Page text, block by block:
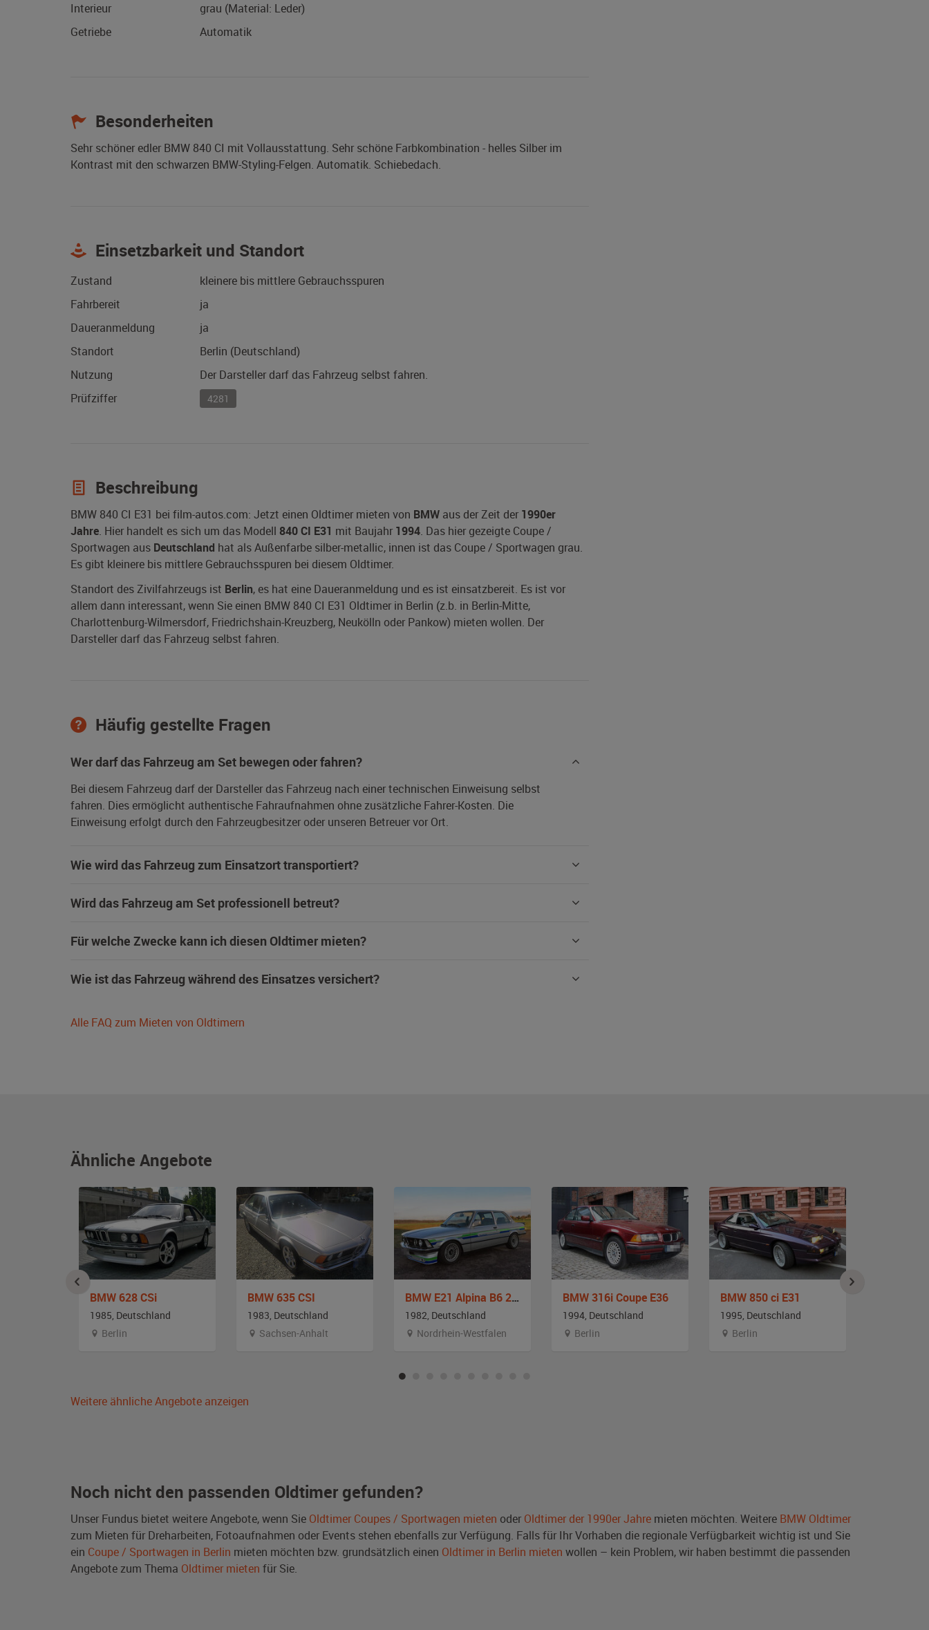
Interieur
grau (Material: Leder)
Getriebe
Automatik
Besonderheiten
Sehr schöner edler BMW 840 CI mit Vollausstattung. Sehr schöne Farbkombination - helles Silber im
Kontrast mit den schwarzen BMW-Styling-Felgen. Automatik. Schiebedach.
Einsetzbarkeit und Standort
Zustand
kleinere bis mittlere Gebrauchsspuren
Fahrbereit
ja
Daueranmeldung
ja
Standort
Berlin (Deutschland)
Nutzung
Der Darsteller darf das Fahrzeug selbst fahren.
Prüfziffer
4281
Beschreibung
BMW 840 CI E31 bei film-autos.com: Jetzt einen Oldtimer mieten von BMW aus der Zeit der 1990er
Jahre. Hier handelt es sich um das Modell 840 CI E31 mit Baujahr 1994. Das hier gezeigte Coupe /
Sportwagen aus Deutschland hat als Außenfarbe silber-metallic, innen ist das Coupe / Sportwagen grau.
Es gibt kleinere bis mittlere Gebrauchsspuren bei diesem Oldtimer.
Standort des Zivilfahrzeugs ist Berlin, es hat eine Daueranmeldung und es ist einsatzbereit. Es ist vor
allem dann interessant, wenn Sie einen BMW 840 CI E31 Oldtimer in Berlin (z.b. in Berlin-Mitte,
Charlottenburg-Wilmersdorf, Friedrichshain-Kreuzberg, Neukölln oder Pankow) mieten wollen. Der
Darsteller darf das Fahrzeug selbst fahren.
Häufig gestellte Fragen
Wer darf das Fahrzeug am Set bewegen oder fahren?
Bei diesem Fahrzeug darf der Darsteller das Fahrzeug nach einer technischen Einweisung selbst
fahren. Dies ermöglicht authentische Fahraufnahmen ohne zusätzliche Fahrer-Kosten. Die
Einweisung erfolgt durch den Fahrzeugbesitzer oder unseren Betreuer vor Ort.
Wie wird das Fahrzeug zum Einsatzort transportiert?
Wird das Fahrzeug am Set professionell betreut?
Für welche Zwecke kann ich diesen Oldtimer mieten?
Wie ist das Fahrzeug während des Einsatzes versichert?
Alle FAQ zum Mieten von Oldtimern
Ähnliche Angebote
BMW 628 CSi
1985, Deutschland
Berlin
BMW 635 CSI
1983, Deutschland
Sachsen-Anhalt
BMW E21 Alpina B6 2,8
1982, Deutschland
Nordrhein-Westfalen
BMW 316i Coupe E36
1994, Deutschland
Berlin
BMW 850 ci E31
1995, Deutschland
Berlin
Weitere ähnliche Angebote anzeigen
Noch nicht den passenden Oldtimer gefunden?
Unser Fundus bietet weitere Angebote, wenn Sie Oldtimer Coupes / Sportwagen mieten oder Oldtimer der 1990er Jahre mieten möchten. Weitere BMW Oldtimer
zum Mieten für Dreharbeiten, Fotoaufnahmen oder Events stehen ebenfalls zur Verfügung. Falls für Ihr Vorhaben die regionale Verfügbarkeit wichtig ist und Sie
ein Coupe / Sportwagen in Berlin mieten möchten bzw. grundsätzlich einen Oldtimer in Berlin mieten wollen – kein Problem, wir haben bestimmt die passenden
Angebote zum Thema Oldtimer mieten für Sie.